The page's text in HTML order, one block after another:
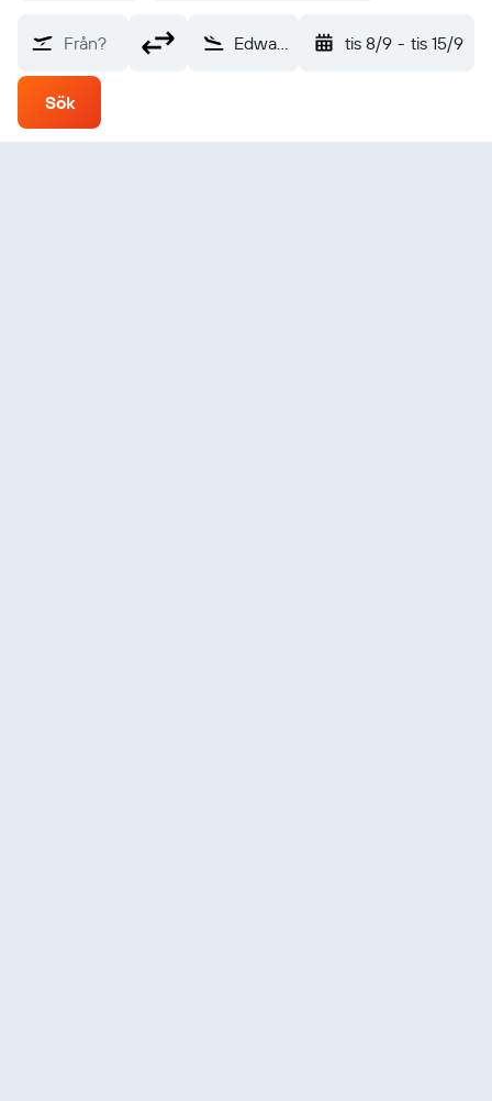
Från? Edward River (EDR) tis 8/9 - tis 15/9
Sök